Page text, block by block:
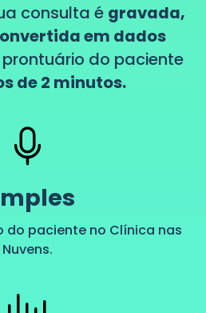
consulta é gravada,
em dados
do paciente
de 2 minutos.
do paciente no Clínica nas
Nuvens.